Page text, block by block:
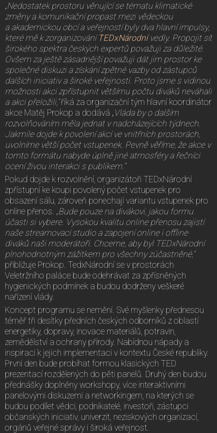
„Nedostatek prostoru věnující se tématu klimatické
změny a komunikační propast mezi vědeckou
a akademickou obcí a veřejností byly dva hlavní impulsy,
které mě k zorganizováníTEDxNárodnívedly. Propojit síť
širokého spektra českých expertů považuji za důležité.
Ovšem za ještě zásadnější považuji dát jim prostor ke
společné diskuzi a získání zpětné vazby od zástupců
dalších iniciativ a široké veřejnosti. Proto jsme s vidinou
možnosti akci zpřístupnit většímu počtu diváků neváhali
a akci přeložili,“říká za organizační tým hlavní koordinátor
akce Matěj Prokop a dodává „ Vláda by o dalším
rozvolňováním měla jednat v nadcházejících týdnech.
Jakmile dojde k povolení akcí ve vnitřních prostorách,
uvolníme větší počet vstupenek. Pevně věříme, že akce v
tomto formátu nabyde úplně jiné atmosféry a řečníci
ocení živou interakci s publikem.“
Pokud dojde k rozvolnění, organizátoři TEDxNárodní
zpřístupní ke koupi povolený počet vstupenek pro
obsazení sálu, zároveň ponechají variantu vstupenek pro
online přenos. „Bude pouze na divákovi, jakou formu
účasti si vybere. Vysokou kvalitu online přenosu zajistí
naše streamovací studio a zapojení online i offline
diváků naši moderátoři. Chceme, aby byl TEDxNárodní
plnohodnotným zážitkem pro všechny zúčastněné,“
přibližuje Prokop. TedxNárodní se v prostorách
Veletržního paláce bude odehrávat za zpřísněných
hygienických podmínek a budou dodrženy veškeré
nařízení vlády.
Koncept programu se nemění. Své myšlenky přednesou
téměř tři desítky předních českých odborníků z oblastí
energetiky, dopravy, inovace materiálů, potravin,
zemědělství a ochrany přírody. Nabídnou nápady a
inspiraci k jejich implementaci v kontextu České republiky.
První den bude probíhat formou klasických TED
prezentací rozdělených do pěti panelů. Druhý den budou
přednášky doplněny workshopy, více interaktivními
panelovými diskuzemi a networkingem, na kterých se
budou podílet vědci, podnikatelé, investoři, zástupci
občanských iniciativ, univerzit, neziskových organizací,
orgánů veřejné správy i široká veřejnost.